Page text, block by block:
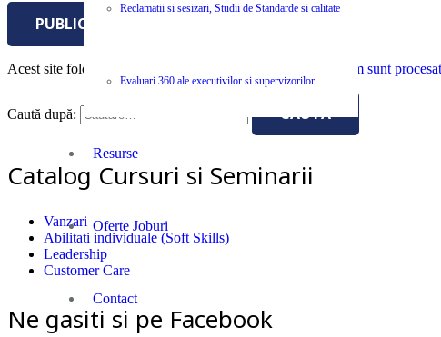
Reclamatii si sesizari, Studii de Standarde si calitate
Evaluari 360 ale executivilor si supervizorilor
Resurse
Oferte Joburi
Contact
PUBLICĂ COMENTARIUL
Acest site folosește Akismet pentru a reduce spamul. Află cum sunt
Caută după:
Catalog Cursuri si Seminarii
Vanzari
Abilitati individuale (Soft Skills)
Leadership
Customer Care
Ne gasiti si pe Facebook